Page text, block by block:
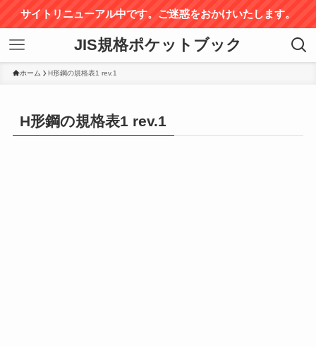
サイトリニューアル中です。ご迷惑をおかけいたします。
JIS規格ポケットブック
ホーム H形鋼の規格表1 rev.1
H形鋼の規格表1 rev.1